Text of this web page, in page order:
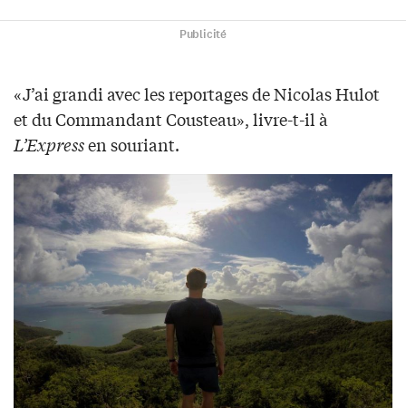
Publicité
«J’ai grandi avec les reportages de Nicolas Hulot
et du Commandant Cousteau», livre-t-il à
L’Expressen souriant.